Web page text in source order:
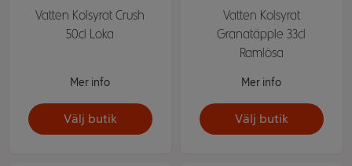
Vatten Kolsyrat Crush
50cl Loka
Mer info
Välj butik
Vatten Kolsyrat
Granatäpple 33cl
Ramlösa
Mer info
Välj butik